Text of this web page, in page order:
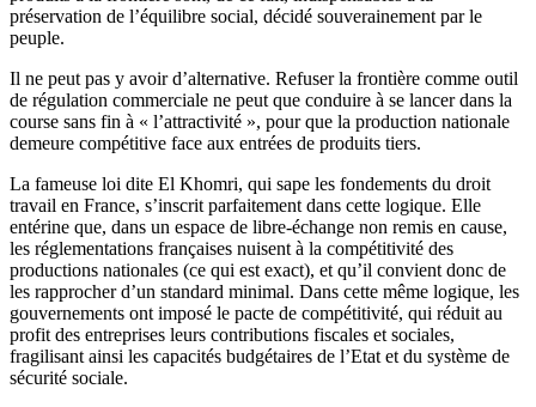
préservation de l’équilibre social, décidé souverainement par le
peuple.
Il ne peut pas y avoir d’alternative. Refuser la frontière comme outil
de régulation commerciale ne peut que conduire à se lancer dans la
course sans fin à « l’attractivité », pour que la production nationale
demeure compétitive face aux entrées de produits tiers.
La fameuse loi dite El Khomri, qui sape les fondements du droit
travail en France, s’inscrit parfaitement dans cette logique. Elle
entérine que, dans un espace de libre-échange non remis en cause,
les réglementations françaises nuisent à la compétitivité des
productions nationales (ce qui est exact), et qu’il convient donc de
les rapprocher d’un standard minimal. Dans cette même logique, les
gouvernements ont imposé le pacte de compétitivité, qui réduit au
profit des entreprises leurs contributions fiscales et sociales,
fragilisant ainsi les capacités budgétaires de l’Etat et du système de
sécurité sociale.